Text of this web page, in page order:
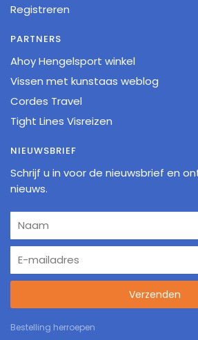
Registreren
PARTNERS
Ahoy Hengelsport winkel
Vissen met kunstaas weblog
Cordes Travel
Tight Lines Visreizen
NIEUWSBRIEF
Schrijf u in voor de nieuwsbrief en
nieuws.
Verzenden
Bestelling herroepen